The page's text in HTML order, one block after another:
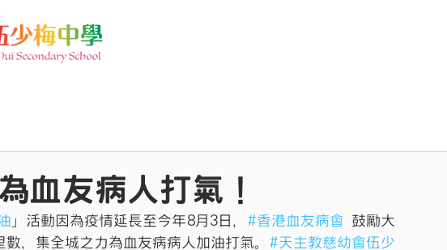
血友病人打氣！
」活動因為疫情延長至今年8月3日， #香港血友病會 鼓勵大
，集全城之力為血友病病人加油打氣。 #天主教慈幼會伍少